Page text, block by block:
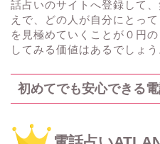
話占いのサイトへ登録して
えで、どの人が自分にとっ
を見極めていくことが０円
してみる価値はあるでしょう
初めてでも安心できる